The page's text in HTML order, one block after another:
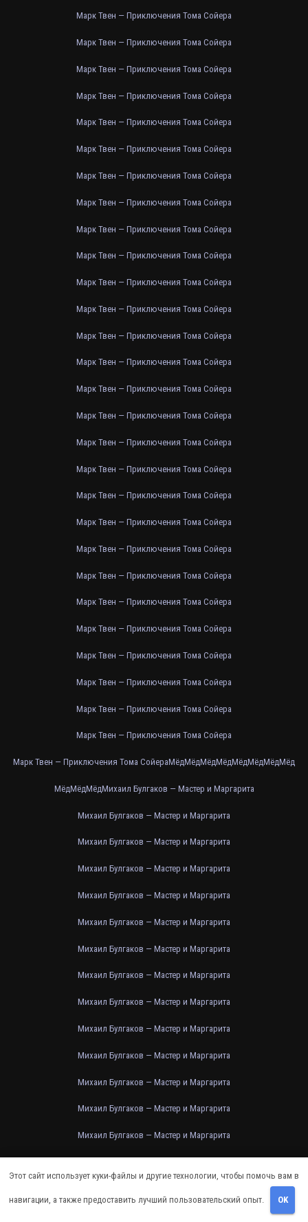
Марк Твен — Приключения Тома Сойера
Марк Твен — Приключения Тома Сойера
Марк Твен — Приключения Тома Сойера
Марк Твен — Приключения Тома Сойера
Марк Твен — Приключения Тома Сойера
Марк Твен — Приключения Тома Сойера
Марк Твен — Приключения Тома Сойера
Марк Твен — Приключения Тома Сойера
Марк Твен — Приключения Тома Сойера
Марк Твен — Приключения Тома Сойера
Марк Твен — Приключения Тома Сойера
Марк Твен — Приключения Тома Сойера
Марк Твен — Приключения Тома Сойера
Марк Твен — Приключения Тома Сойера
Марк Твен — Приключения Тома Сойера
Марк Твен — Приключения Тома Сойера
Марк Твен — Приключения Тома Сойера
Марк Твен — Приключения Тома Сойера
Марк Твен — Приключения Тома Сойера
Марк Твен — Приключения Тома Сойера
Марк Твен — Приключения Тома Сойера
Марк Твен — Приключения Тома Сойера
Марк Твен — Приключения Тома Сойера
Марк Твен — Приключения Тома Сойера
Марк Твен — Приключения Тома Сойера
Марк Твен — Приключения Тома Сойера
Марк Твен — Приключения Тома Сойера
Марк Твен — Приключения Тома Сойера
Марк Твен — Приключения Тома СойераМёдМёдМёдМёдМёдМёдМёдМёд
МёдМёдМёдМихаил Булгаков — Мастер и Маргарита
Михаил Булгаков — Мастер и Маргарита
Михаил Булгаков — Мастер и Маргарита
Михаил Булгаков — Мастер и Маргарита
Михаил Булгаков — Мастер и Маргарита
Михаил Булгаков — Мастер и Маргарита
Михаил Булгаков — Мастер и Маргарита
Михаил Булгаков — Мастер и Маргарита
Михаил Булгаков — Мастер и Маргарита
Михаил Булгаков — Мастер и Маргарита
Михаил Булгаков — Мастер и Маргарита
Михаил Булгаков — Мастер и Маргарита
Михаил Булгаков — Мастер и Маргарита
Михаил Булгаков — Мастер и Маргарита
Этот сайт использует куки-файлы и другие технологии, чтобы помочь вам в
навигации, а также предоставить лучший пользовательский опыт. OK